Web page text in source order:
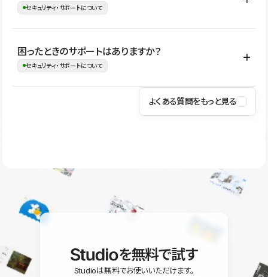
ことで、デザインを崩しにくい状態で運用できます。 さらにコン
ながらレイアウトに影響を与えずに更新作業を進めやすくなりま
す。
セキュリティ・サポートについて
Studioでは、公開サイトやサービスを安全に利用できるよう、通信
の暗号化、データ保護、アクセス管理、脆弱性対策など、複数の観
はSSL/TLSによる通信暗号化に対応しており、悪質なスクリプトの
困ったときのサポートはありますか？
セキュリティ・サポートについて
操作方法や機能については、ヘルプセンターでご確認いただけま
ユーザー同士で質問・相談できるコミュニティもご利用ください。
よくある質問をもっと見る
を無料で試す
Studioは無料でお使いいただけます。